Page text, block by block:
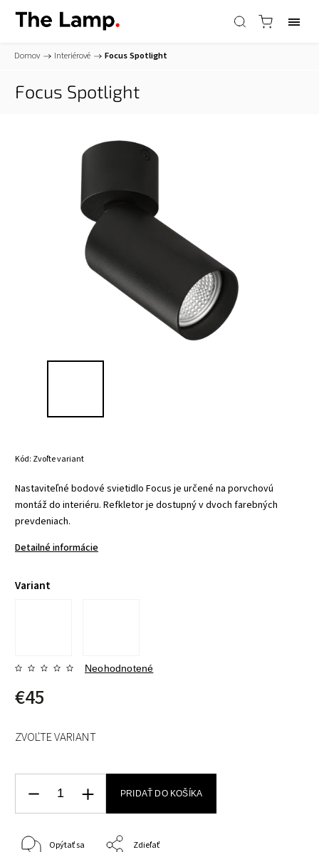
Domov / Interiérové / Focus Spotlight
Focus Spotlight
Kód: Zvoľte variant
Nastaviteľné bodové svietidlo Focus je určené na porvchovú
montáž do interiéru. Refkletor je dostupný v dvoch farebných
prevdeniach.
Detailné informácie
Variant
Neohodnotené
€45
ZVOĽTE VARIANT
PRIDAŤ DO KOŠÍKA
Opýtať sa Zdieľať